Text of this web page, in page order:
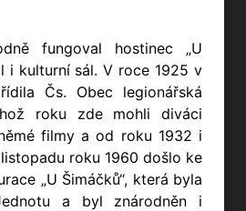
fungoval hostinec „U
i kulturní sál. V roce 1925 v
Čs. Obec legionářská
roku zde mohli diváci
filmy a od roku 1932 i
roku 1960 došlo ke
„U Šimáčků“, která byla
a byl znárodněn i